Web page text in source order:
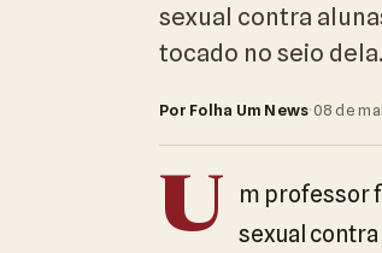
sexual contra
tocado no seio
Por Folha Um News·08 de
U
m professor
sexual contra